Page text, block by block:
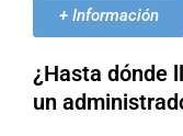
+ Información
¿Hasta dónde
un